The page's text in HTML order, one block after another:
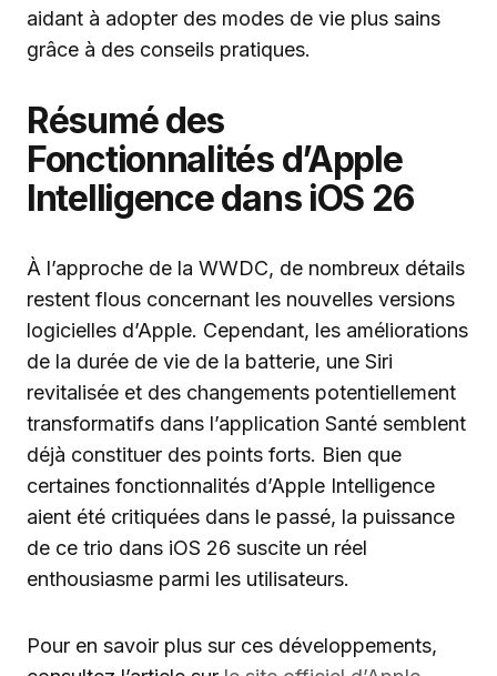
aidant à adopter des modes de vie plus sains
grâce à des conseils pratiques.
Résumé des
Fonctionnalités d’Apple
Intelligence dans iOS 26
À l’approche de la WWDC, de nombreux détails
restent flous concernant les nouvelles versions
logicielles d’Apple. Cependant, les améliorations
de la durée de vie de la batterie, une Siri
revitalisée et des changements potentiellement
transformatifs dans l’application Santé semblent
déjà constituer des points forts. Bien que
certaines fonctionnalités d’Apple Intelligence
aient été critiquées dans le passé, la puissance
de ce trio dans iOS 26 suscite un réel
enthousiasme parmi les utilisateurs.
Pour en savoir plus sur ces développements,